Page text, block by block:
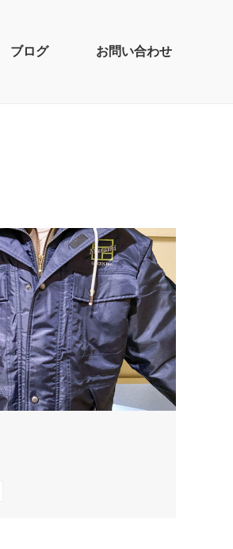
ブログ お問い合わせ